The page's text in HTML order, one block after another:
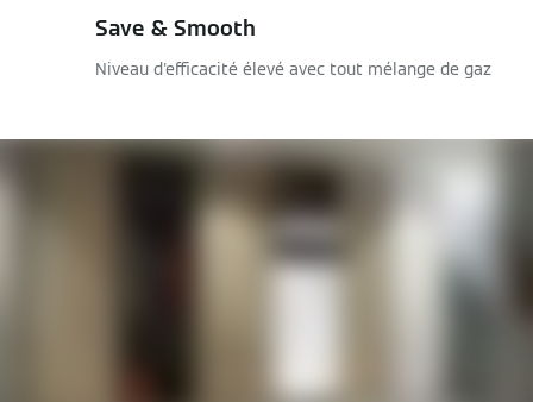
Save & Smooth
Niveau d'efficacité élevé avec tout mélange de gaz